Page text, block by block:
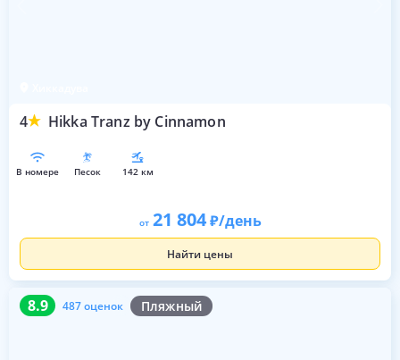
4 Hikka Tranz by Cinnamon
в номере песок 142 км
от 21 804 /день
Найти цены
8.9 487 оценок Пляжный
8.9 487 оценок